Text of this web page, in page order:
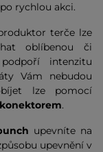
rychlou akci.
terče lze
oblíbenou či
intenzitu
Vám nebudou
lze pomocí
.
upevníte na
upevnění v